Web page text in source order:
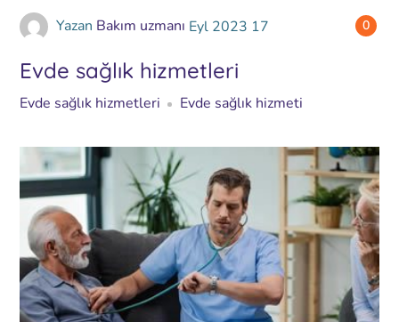
0
Yazan Bakım uzmanı Eyl 2023 17
Evde sağlık hizmetleri
Evde sağlık hizmetleri Evde sağlık hizmeti